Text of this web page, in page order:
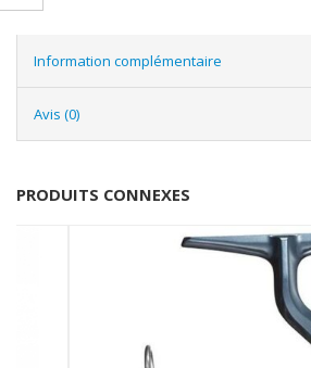
Information complémentaire
Avis (0)
PRODUITS CONNEXES